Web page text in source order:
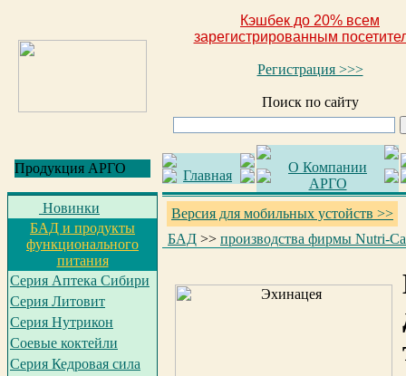
Кэшбек до 20% всем
зарегистрированным
Регистрация >>>
Поиск по сайту
Продукция АРГО Главная
О Компании
АРГО
Новинки
БАД и продукты
функционального
питания
Серия Аптека Сибири
Серия Литовит
Серия Нутрикон
Соевые коктейли
Серия Кедровая сила
Версия для мобильных устойств >>
БАД >> производства фирмы Nutri-